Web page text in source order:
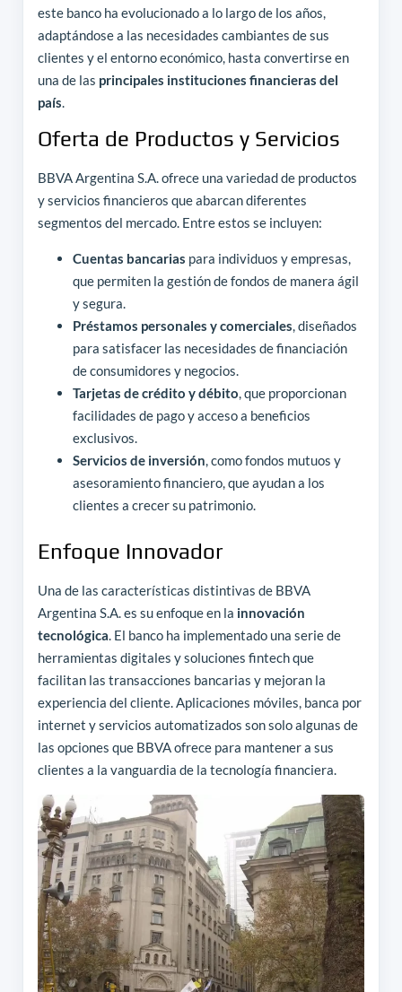
este banco ha evolucionado a lo largo de los años,
adaptándose a las necesidades cambiantes de sus
clientes y el entorno económico, hasta convertirse en
una de las principales instituciones financieras del
país.
Oferta de Productos y Servicios
BBVA Argentina S.A. ofrece una variedad de productos
y servicios financieros que abarcan diferentes
segmentos del mercado. Entre estos se incluyen:
Cuentas bancarias para individuos y empresas,
que permiten la gestión de fondos de manera ágil
y segura.
Préstamos personales y comerciales, diseñados
para satisfacer las necesidades de financiación
de consumidores y negocios.
Tarjetas de crédito y débito, que proporcionan
facilidades de pago y acceso a beneficios
exclusivos.
Servicios de inversión, como fondos mutuos y
asesoramiento financiero, que ayudan a los
clientes a crecer su patrimonio.
Enfoque Innovador
Una de las características distintivas de BBVA
Argentina S.A. es su enfoque en la innovación
tecnológica. El banco ha implementado una serie de
herramientas digitales y soluciones fintech que
facilitan las transacciones bancarias y mejoran la
experiencia del cliente. Aplicaciones móviles, banca por
internet y servicios automatizados son solo algunas de
las opciones que BBVA ofrece para mantener a sus
clientes a la vanguardia de la tecnología financiera.